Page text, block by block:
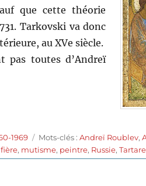
que cette théorie
Tarkovski va donc
au XVe siècle.
pas toutes d’Andreï
1969 Étiquettes
Mots-clés :Andreï Roublev,
, mutisme, peintre, Russie,